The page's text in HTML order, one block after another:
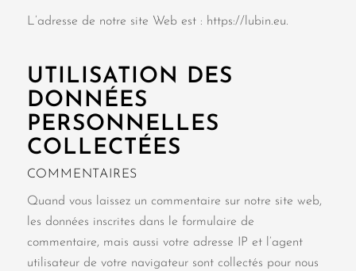
L’adresse de notre site Web est : https://lubin.eu.
UTILISATION DES
DONNÉES
PERSONNELLES
COLLECTÉES
COMMENTAIRES
Quand vous laissez un commentaire sur notre site web,
les données inscrites dans le formulaire de
commentaire, mais aussi votre adresse IP et l’agent
utilisateur de votre navigateur sont collectés pour nous